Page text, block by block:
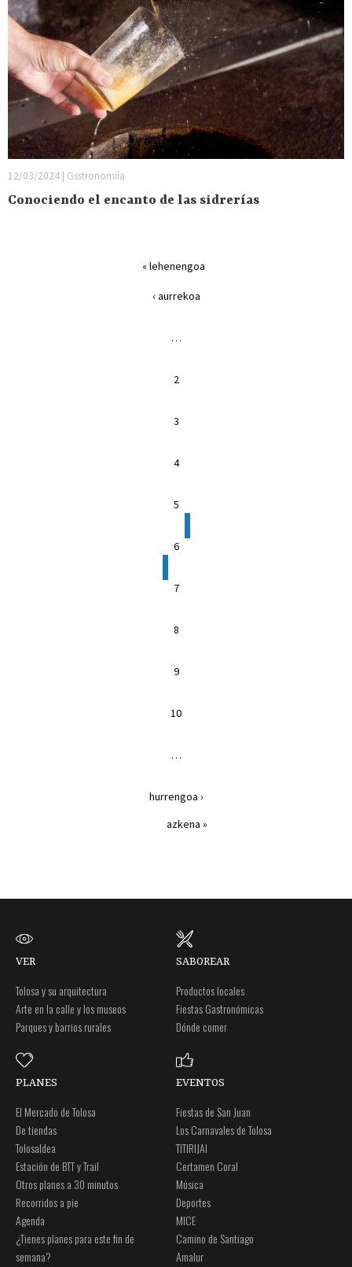
12/03/2024 | Gsstronomiía
Conociendo el encanto de las sidrerías
« lehenengoa
‹ aurrekoa
…
2
3
4
5
6
7
8
9
10
…
hurrengoa ›
azkena »
VER
Tolosa y su arquitectura
Arte en la calle y los museos
Parques y barrios rurales
SABOREAR
Productos locales
Fiestas Gastronómicas
Dónde comer
PLANES
El Mercado de Tolosa
De tiendas
Tolosaldea
Estación de BTT y Trail
Otros planes a 30 minutos
Recorridos a pie
Agenda
¿Tienes planes para este fin de
semana?
EVENTOS
Fiestas de San Juan
Los Carnavales de Tolosa
TITIRIJAI
Certamen Coral
Música
Deportes
MICE
Camino de Santiago
Amalur